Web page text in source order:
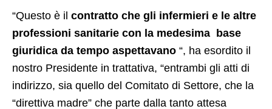
“Questo è il contratto che gli infermieri e le altre
professioni sanitarie con la medesima base
giuridica da tempo aspettavano “, ha esordito il
nostro Presidente in trattativa, “entrambi gli atti di
indirizzo, sia quello del Comitato di Settore, che la
“direttiva madre” che parte dalla tanto attesa